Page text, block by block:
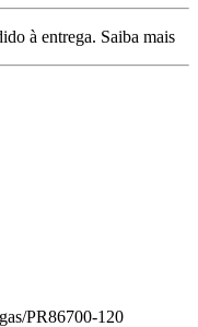
à entrega. Saiba mais
PR86700-120